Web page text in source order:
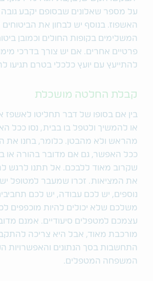
על מספר שאלונים שבסופם יקבע גובה
האשפוז. בנוסף יש לבחון את הביטוחים
המשלימים בקופות החולים וכמובן
פרטיים אחרים. אם יש צורך בדרכי
להתייעץ עם יועץ כלכלי בטרם תגיעו
קבלת החלטה מושכלת
בין אם בסופו של דבר תחליטו
או להמשיך ולטפל בו בבית, נסו ככל
מהראש ולא מהבטן. כלומר, בחנו את
ככל האפשר, גם אם מדובר בהורה או
שקרוב מאוד ללבכם. אל תתנו לרגש
את המציאות. זכרו שמעבר למטופל
נוספים, יש לכם עבודה, יש לכם
משלכם שלא יכולים להיות מוכפפים
עצמכם למטפלים סיעודיים. אמנם
מורכבת מאוד, אבל היא צריכה
התחשבות בסך הנתונים והאפשרויות
המשפחה המטפלים.